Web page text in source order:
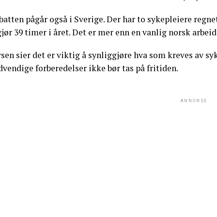
pågår også i Sverige. Der har to sykepleiere
39 timer i året. Det er mer enn en vanlig norsk
sier det er viktig å synliggjøre hva som kreves av
forberedelser ikke bør tas på fritiden.
ANNONSE